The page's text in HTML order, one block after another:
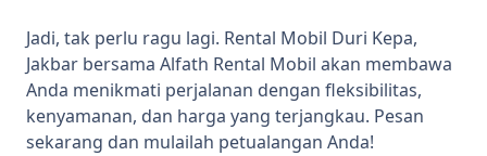
Jadi, tak perlu ragu lagi. Rental Mobil Duri Kepa,
Jakbar bersama Alfath Rental Mobil akan membawa
Anda menikmati perjalanan dengan fleksibilitas,
kenyamanan, dan harga yang terjangkau. Pesan
sekarang dan mulailah petualangan Anda!